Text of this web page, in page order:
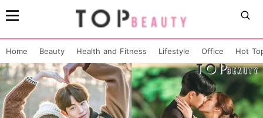
Home Beauty Health and Fitness Lifestyle Office Hot